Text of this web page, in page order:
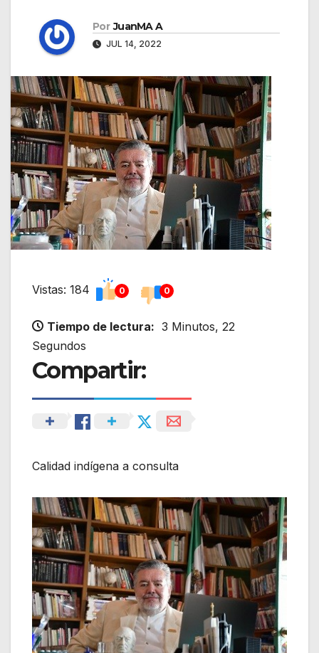
Por JuanMA A
JUL 14, 2022
Vistas: 184 0 0
Tiempo de lectura: 3 Minutos, 22
Segundos
Compartir:
Calidad indígena a consulta